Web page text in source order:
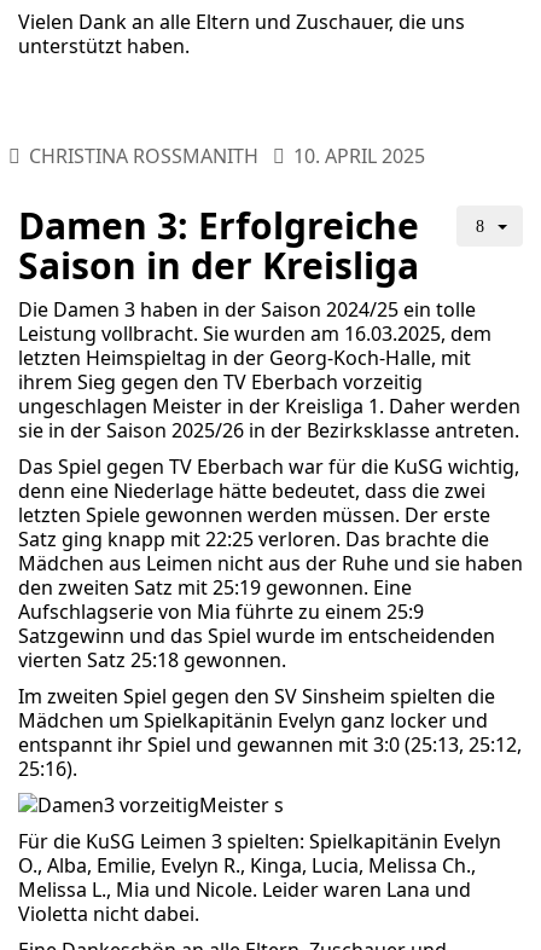
Vielen Dank an alle Eltern und Zuschauer, die uns
unterstützt haben.
CHRISTINA ROSSMANITH 10. APRIL 2025
Damen 3: Erfolgreiche
Saison in der Kreisliga
Die Damen 3 haben in der Saison 2024/25 ein tolle
Leistung vollbracht. Sie wurden am 16.03.2025, dem
letzten Heimspieltag in der Georg-Koch-Halle, mit
ihrem Sieg gegen den TV Eberbach vorzeitig
ungeschlagen Meister in der Kreisliga 1. Daher werden
sie in der Saison 2025/26 in der Bezirksklasse antreten.
Das Spiel gegen TV Eberbach war für die KuSG wichtig,
denn eine Niederlage hätte bedeutet, dass die zwei
letzten Spiele gewonnen werden müssen. Der erste
Satz ging knapp mit 22:25 verloren. Das brachte die
Mädchen aus Leimen nicht aus der Ruhe und sie haben
den zweiten Satz mit 25:19 gewonnen. Eine
Aufschlagserie von Mia führte zu einem 25:9
Satzgewinn und das Spiel wurde im entscheidenden
vierten Satz 25:18 gewonnen.
Im zweiten Spiel gegen den SV Sinsheim spielten die
Mädchen um Spielkapitänin Evelyn ganz locker und
entspannt ihr Spiel und gewannen mit 3:0 (25:13, 25:12,
25:16).
Für die KuSG Leimen 3 spielten: Spielkapitänin Evelyn
O., Alba, Emilie, Evelyn R., Kinga, Lucia, Melissa Ch.,
Melissa L., Mia und Nicole. Leider waren Lana und
Violetta nicht dabei.